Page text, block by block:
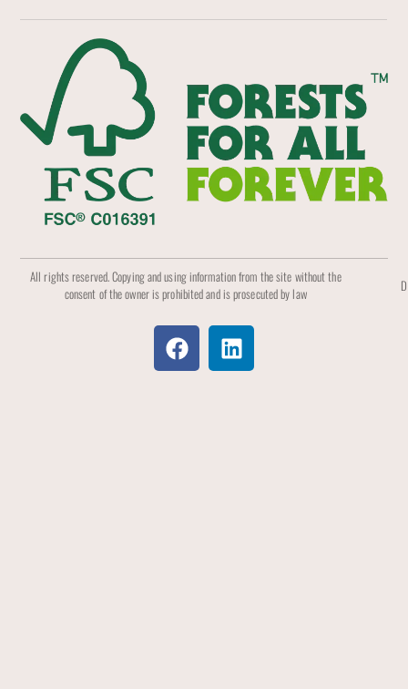
All rights reserved. Copying and using information from the site without the
consent of the owner is prohibited and is prosecuted by law